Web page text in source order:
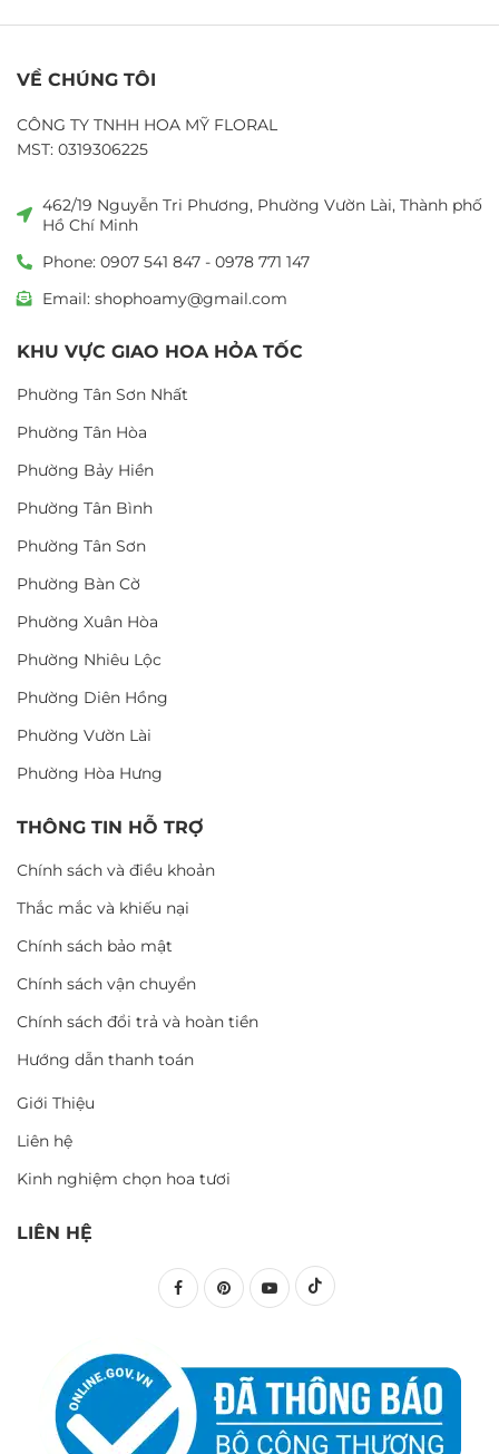
VỀ CHÚNG TÔI
CÔNG TY TNHH HOA MỸ FLORAL
MST: 0319306225
462/19 Nguyễn Tri Phương, Phường Vườn Lài, Thành phố
Hồ Chí Minh
Phone: 0907 541 847 - 0978 771 147
Email: shophoamy@gmail.com
KHU VỰC GIAO HOA HỎA TỐC
Phường Tân Sơn Nhất
Phường Tân Hòa
Phường Bảy Hiền
Phường Tân Bình
Phường Tân Sơn
Phường Bàn Cờ
Phường Xuân Hòa
Phường Nhiêu Lộc
Phường Diên Hồng
Phường Vườn Lài
Phường Hòa Hưng
THÔNG TIN HỖ TRỢ
Chính sách và điều khoản
Thắc mắc và khiếu nại
Chính sách bảo mật
Chính sách vận chuyển
Chính sách đổi trả và hoàn tiền
Hướng dẫn thanh toán
Giới Thiệu
Liên hệ
Kinh nghiệm chọn hoa tươi
LIÊN HỆ